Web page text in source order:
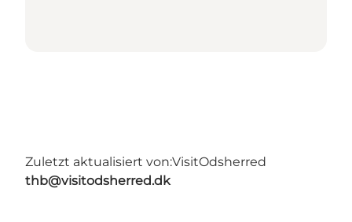
Zuletzt aktualisiert von:VisitOdsherred
thb@visitodsherred.dk